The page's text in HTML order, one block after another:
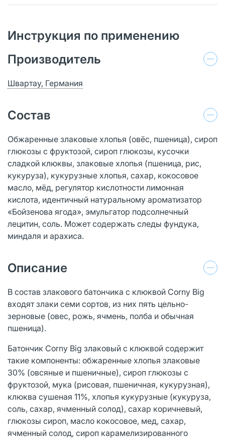
Инструкция по применению
Производитель
Швартау, Германия
Состав
Обжаренные злаковые хлопья (овёс, пшеница), сироп
глюкозы с фруктозой, сироп глюкозы, кусочки
сладкой клюквы, злаковые хлопья (пшеница, рис,
кукуруза), кукурузные хлопья, сахар, кокосовое
масло, мёд, регулятор кислотности лимонная
кислота, идентичный натуральному ароматизатор
«Бойзенова ягода», эмульгатор подсолнечный
лецитин, соль. Может содержать следы фундука,
миндаля и арахиса.
Описание
В состав злакового батончика с клюквой Corny Big
входят злаки семи сортов, из них пять цельно-
зерновые (овес, рожь, ячмень, полба и обычная
пшеница).
Батончик Соrny Big злаковый с клюквой содержит
такие компоненты: обжаренные хлопья злаковые
30% (овсяные и пшеничные), сироп глюкозы с
фруктозой, мука (рисовая, пшеничная, кукурузная),
клюква сушеная 11%, хлопья кукурузные (кукуруза,
соль, сахар, ячменный солод), сахар коричневый,
глюкозы сироп, масло кокосовое, мед, сахар,
ячменный солод, сироп карамелизированного